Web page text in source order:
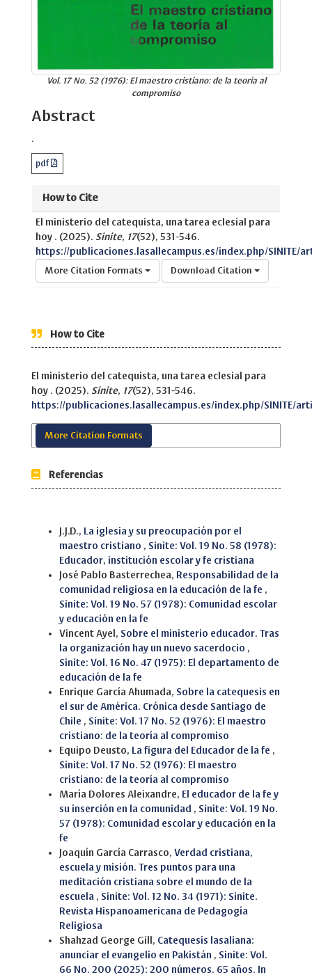
Vol. 17 No. 52 (1976): El maestro cristiano: de la teoría al
compromiso
Abstract
.
pdf
How to Cite
El ministerio del catequista, una tarea eclesial para
hoy . (2025). Sinite, 17(52), 531-546.
https://publicaciones.lasallecampus.es/index.php/SINITE/
More Citation Formats Download Citation
How to Cite
El ministerio del catequista, una tarea eclesial para
hoy . (2025). Sinite, 17(52), 531-546.
https://publicaciones.lasallecampus.es/index.php/SINITE/
More Citation Formats
Referencias
J.J.D., La iglesia y su preocupación por el
maestro cristiano , Sinite: Vol. 19 No. 58 (1978):
Educador, institución escolar y fe cristiana
José Pablo Basterrechea, Responsabilidad de la
comunidad religiosa en la educación de la fe ,
Sinite: Vol. 19 No. 57 (1978): Comunidad escolar
y educación en la fe
Vincent Ayel, Sobre el ministerio educador. Tras
la organización hay un nuevo sacerdocio ,
Sinite: Vol. 16 No. 47 (1975): El departamento de
educación de la fe
Enrique García Ahumada, Sobre la catequesis en
el sur de América. Crónica desde Santiago de
Chile , Sinite: Vol. 17 No. 52 (1976): El maestro
cristiano: de la teoría al compromiso
Equipo Deusto, La figura del Educador de la fe ,
Sinite: Vol. 17 No. 52 (1976): El maestro
cristiano: de la teoría al compromiso
María Dolores Aleixandre, El educador de la fe y
su inserción en la comunidad , Sinite: Vol. 19 No.
57 (1978): Comunidad escolar y educación en la
fe
Joaquín García Carrasco, Verdad cristiana,
escuela y misión. Tres puntos para una
meditación cristiana sobre el mundo de la
escuela , Sinite: Vol. 12 No. 34 (1971): Sinite.
Revista Hispanoamericana de Pedagogía
Religiosa
Shahzad George Gill, Catequesis lasaliana:
anunciar el evangelio en Pakistán , Sinite: Vol.
66 No. 200 (2025): 200 números. 65 años. In